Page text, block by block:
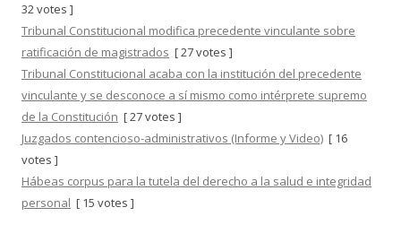
32 votes ]
Tribunal Constitucional modifica precedente vinculante sobre
ratificación de magistrados [ 27 votes ]
Tribunal Constitucional acaba con la institución del precedente
vinculante y se desconoce a sí mismo como intérprete supremo
de la Constitución [ 27 votes ]
Juzgados contencioso-administrativos (Informe y Video) [ 16
votes ]
Hábeas corpus para la tutela del derecho a la salud e integridad
personal [ 15 votes ]